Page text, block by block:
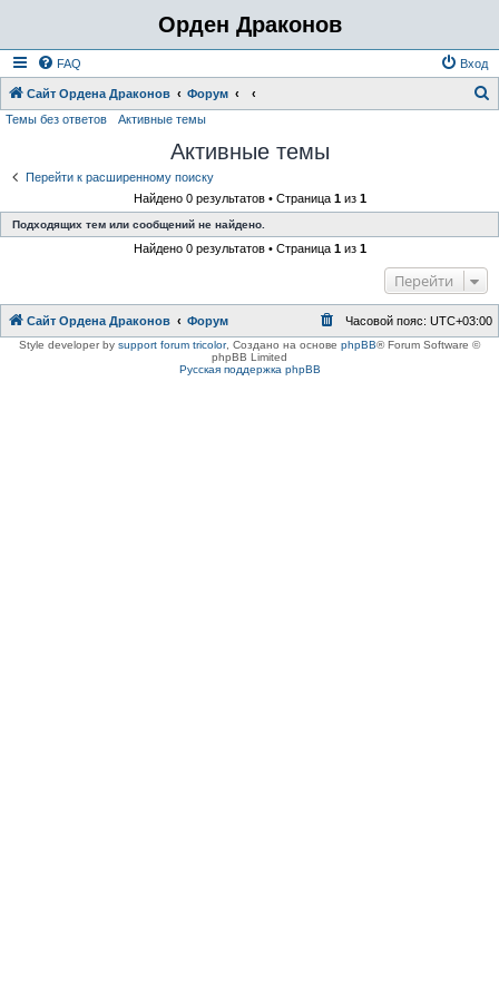
Орден Драконов
FAQ Вход
Сайт Ордена Драконов Форум
Темы без ответов Активные темы
Активные темы
Перейти к расширенному поиску
Найдено 0 результатов • Страница 1из 1
Подходящих тем или сообщений не найдено.
Найдено 0 результатов • Страница 1из 1
Перейти
Сайт Ордена Драконов Форум Часовой пояс: UTC+03:00
Style developer by support forum tricolor, Создано на основе phpBB® Forum Software ©
phpBB Limited
Русская поддержка phpBB